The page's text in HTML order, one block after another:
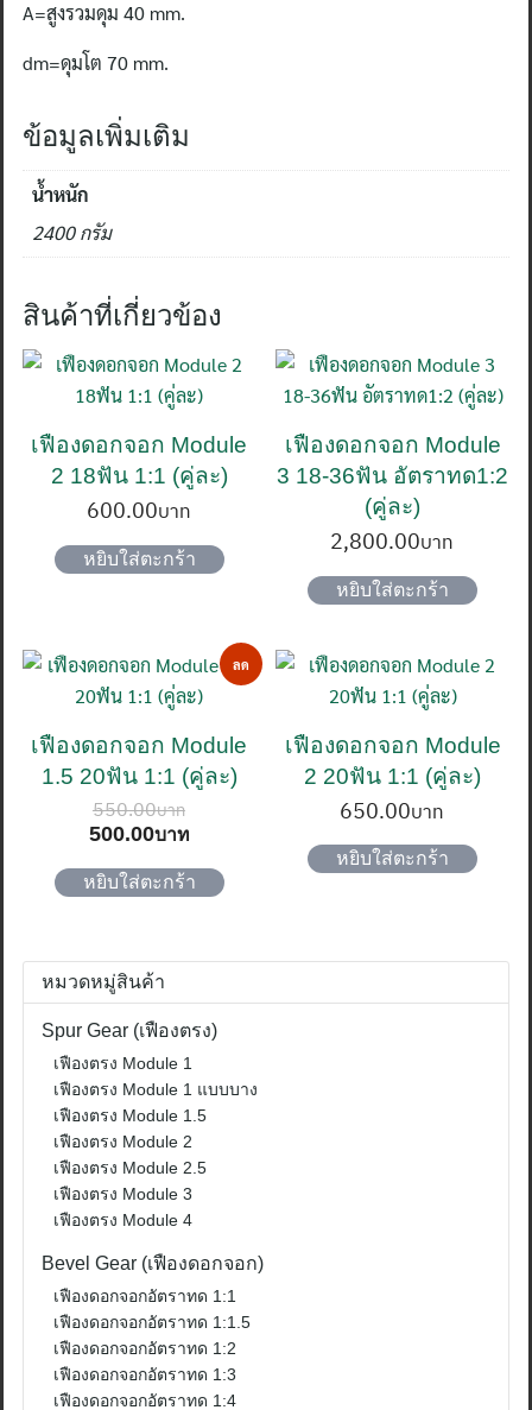
ค้นหา
สำหรับ:
A=สูงรวมดุม 40 mm.
dm=ดุมโต 70 mm.
ข้อมูลเพิ่มเติม
น้ำหนัก
2400 กรัม
สินค้าที่เกี่ยวข้อง
เฟืองดอกจอก Module
2 18ฟัน 1:1 (คู่ละ)
600.00
หยิบใส่ตะกร้า
เฟืองดอกจอก Module
3 18-36ฟัน อัตราทด1:2
(คู่ละ)
2,800.00
หยิบใส่ตะกร้า
ลด
เฟืองดอกจอก Module
1.5 20ฟัน 1:1 (คู่ละ)
550.00
Original
was:
550.00฿.
500.00
Current
is:
500.00฿.
หยิบใส่ตะกร้า
เฟืองดอกจอก Module
2 20ฟัน 1:1 (คู่ละ)
650.00
หยิบใส่ตะกร้า
หมวดหมู่สินค้า
Spur Gear (เฟืองตรง)
เฟืองตรง Module 1
เฟืองตรง Module 1 แบบบาง
เฟืองตรง Module 1.5
เฟืองตรง Module 2
เฟืองตรง Module 2.5
เฟืองตรง Module 3
เฟืองตรง Module 4
Bevel Gear (เฟืองดอกจอก)
เฟืองดอกจอกอัตราทด 1:1
เฟืองดอกจอกอัตราทด 1:1.5
เฟืองดอกจอกอัตราทด 1:2
เฟืองดอกจอกอัตราทด 1:3
เฟืองดอกจอกอัตราทด 1:4